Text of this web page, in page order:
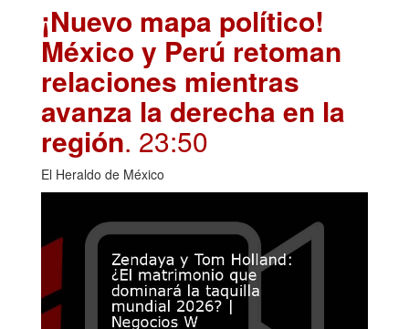
¡Nuevo mapa político!
México y Perú retoman
relaciones mientras
avanza la derecha en la
región. 23:50
El Heraldo de México